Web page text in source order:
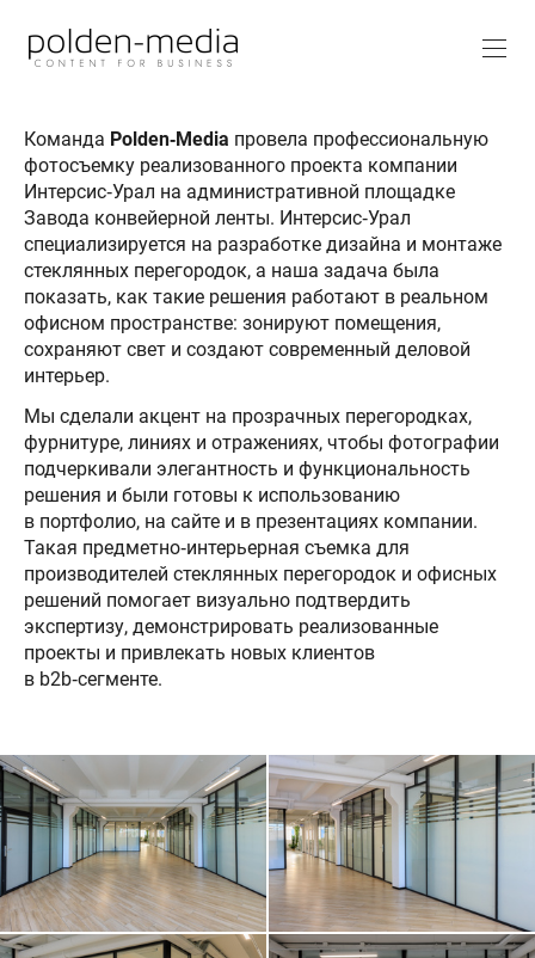
Команда Polden‑Media провела профессиональную
фотосъемку реализованного проекта компании
Интерсис‑Урал на административной площадке
Завода конвейерной ленты. Интерсис‑Урал
специализируется на разработке дизайна и монтаже
стеклянных перегородок, а наша задача была
показать, как такие решения работают в реальном
офисном пространстве: зонируют помещения,
сохраняют свет и создают современный деловой
интерьер.
Мы сделали акцент на прозрачных перегородках,
фурнитуре, линиях и отражениях, чтобы фотографии
подчеркивали элегантность и функциональность
решения и были готовы к использованию
в портфолио, на сайте и в презентациях компании.
Такая предметно‑интерьерная съемка для
производителей стеклянных перегородок и офисных
решений помогает визуально подтвердить
экспертизу, демонстрировать реализованные
проекты и привлекать новых клиентов
в b2b‑сегменте.